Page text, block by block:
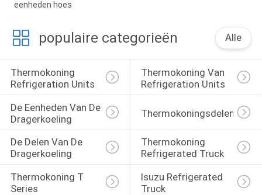
eenheden hoes
populaire categorieën Alle
Thermokoning
Refrigeration Units
Thermokoning Van
Refrigeration Units
De Eenheden Van De
Dragerkoeling
Thermokoningsdelen
De Delen Van De
Dragerkoeling
Thermokoning
Refrigerated Truck
Thermokoning T
Series
Isuzu Refrigerated
Truck